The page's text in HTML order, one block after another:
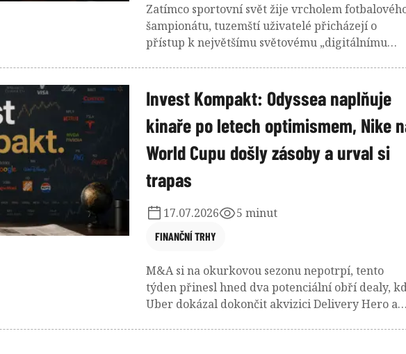
Zatímco sportovní svět žije vrcholem
šampionátu, tuzemští uživatelé přicházejí o
přístup k největšímu světovému „digitálnímu
Invest Kompakt: Odyssea naplňuje
kinaře po letech optimismem, Nike
World Cupu došly zásoby a urval si
trapas
FINANČNÍ TRHY
17.07.2026 5 minut
M&A si na okurkovou sezonu nepotrpí, tento
týden přinesl hned dva potenciální obří dealy,
Uber dokázal dokončit akvizici Delivery Hero a